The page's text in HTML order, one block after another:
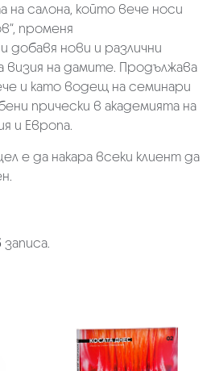
на салона, който вече носи
променя
нови и различни
визия на дамите. Продължава
и като водещ на семинари
прически в академията на
и Европа.
е да накара всеки клиент да
записа.